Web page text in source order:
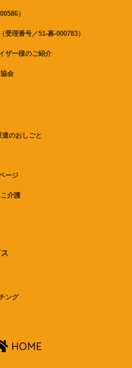
）
理番号／51-募-000783）
ザー様のご紹介
会
のおしごと
ージ
介護
ング
HOME